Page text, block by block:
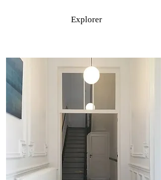
Explorer